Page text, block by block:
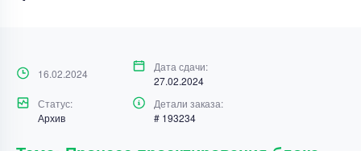
16.02.2024
Дата сдачи:
27.02.2024
Статус:
Архив
Детали заказа:
# 193234